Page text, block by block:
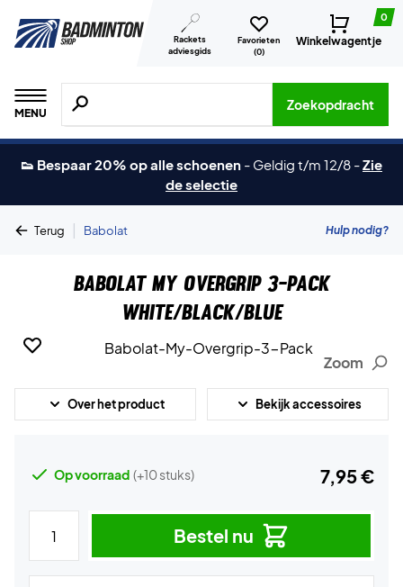
Rackets
adviesgids
Favorieten
(0)
0
Winkelwagentje
MENU
Zoeken naar producten, merken etc.
Zoekopdracht
👟 Bespaar 20% op alle schoenen - Geldig t/m 12/8 -Zie
de selectie
Terug | Babolat Hulp nodig?
Babolat My Overgrip 3-Pack
White/Black/Blue
Zoom
Over het product Bekijk accessoires
Op voorraad (+10 stuks) 7,95 €
Bestel nu